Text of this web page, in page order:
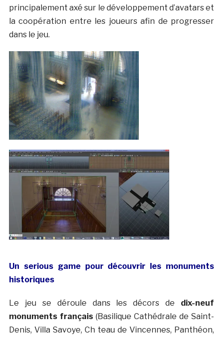
principalement axé sur le développement d’avatars et
la coopération entre les joueurs afin de progresser
dans le jeu.
Un serious game pour découvrir les monuments
historiques
Le jeu se déroule dans les décors de dix-neuf
monuments français(Basilique Cathédrale de Saint-
Denis, Villa Savoye, Ch teau de Vincennes, Panthéon,